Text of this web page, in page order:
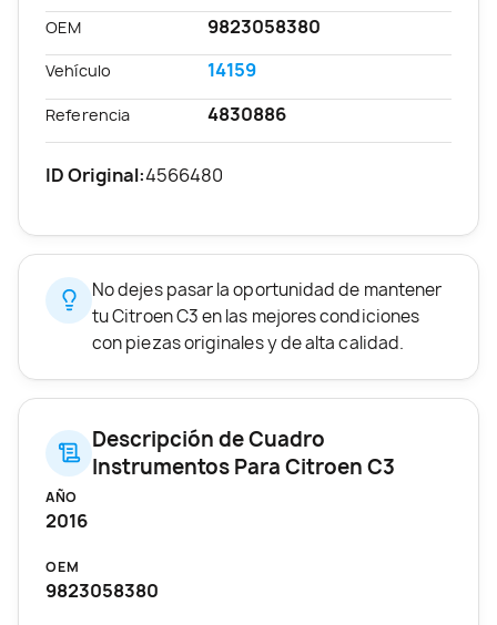
OEM 9823058380
Vehículo 14159
Referencia 4830886
ID Original:4566480
No dejes pasar la oportunidad de mantener
tu Citroen C3 en las mejores condiciones
con piezas originales y de alta calidad.
Descripción de Cuadro
Instrumentos Para Citroen C3
AÑO
2016
OEM
9823058380